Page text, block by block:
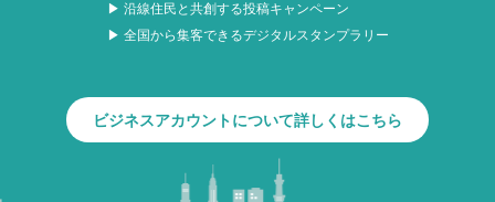
▶ 沿線住民と共創する投稿キャンペーン
▶ 全国から集客できるデジタルスタンプラリー
ビジネスアカウントについて詳しくはこちら